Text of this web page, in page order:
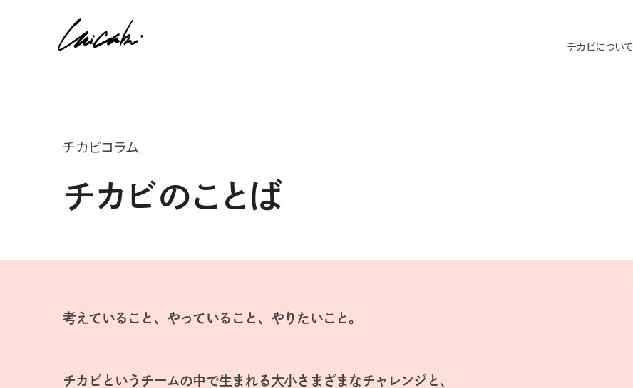
チカビについて
チカビコラム
チカビのことば
考えていること、やっていること、やりたいこと。
チカビというチームの中で生まれる大小さまざまなチャレンジと、